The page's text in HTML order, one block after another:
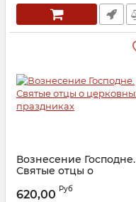
Вознесение Господне.
Святые отцы о
церковных праздниках
Артикул: 23721
620,00 Руб